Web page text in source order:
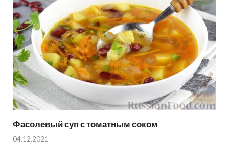
Фасолевый суп с томатным соком
04.12.2021